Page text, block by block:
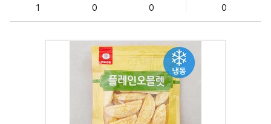
1 0 0 0